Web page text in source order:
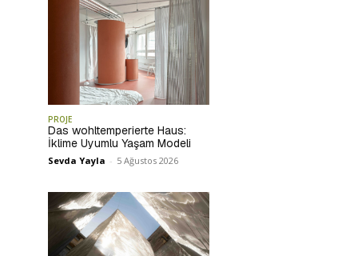
PROJE
Das wohltemperierte Haus:
İklime Uyumlu Yaşam Modeli
Sevda Yayla - 5 Ağustos 2026